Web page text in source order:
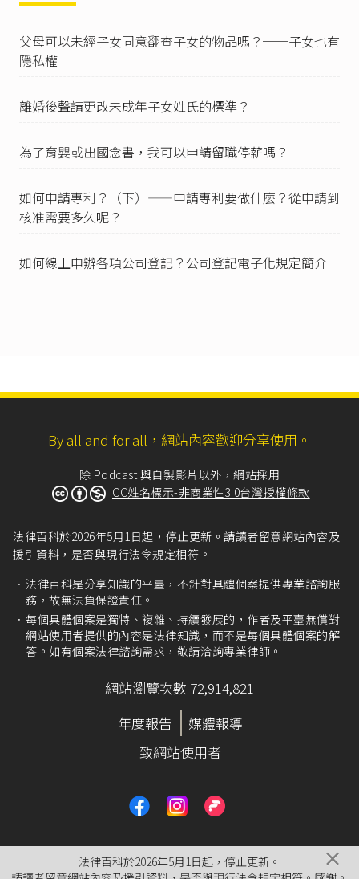
行政院勞工委員會勞保1字第0980140507號函
育嬰留職停薪實施辦法第2條
II 前項書面應記載下列事項：
三、子女之出生年、月、日。
五、是否繼續參加社會保險。
III 前項育嬰留職停薪期間，每次以不少於六個月
為原則。但受僱者有少於六個月之需求者，得以
次為限。」
性別工作平等法第22條修法理由：「為鼓勵受僱
有自行考量整體經濟狀況及家務分工，選擇是否
也不再限定須有正當理由，受僱者都可申請育嬰
留職停薪及家庭照顧假，爰刪除本條。」
父母同為被保險人者，應分別請領育嬰留職停薪
津貼，不得同時為之，原係考量育嬰留職停薪之
子女撫育需求。考量照顧子女為雙親共同之責
任，且如勞工已有育嬰留職停薪事實，基於本保
險旨在於被保險人發生保險事故，提供部分所得
損失填補，爰刪除原第三項。」
勞動部勞動保1字第1070140346號函（2018/8/
8）。
父母可以未經子女同意翻查子女的物品嗎？──子女也有
隱私權
離婚後聲請更改未成年子女姓氏的標準？
為了育嬰或出國念書，我可以申請留職停薪嗎？
如何申請專利？（下）——申請專利要做什麼？從申請到
核准需要多久呢？
如何線上申辦各項公司登記？公司登記電子化規定簡介
By all and for all，網站內容歡迎分享使用。
除 Podcast 與自製影片以外，網站採用
CC姓名標示-非商業性3.0台灣授權條款
法律百科於2026年5月1日起，停止更新。請讀者留意網站內容及
援引資料，是否與現行法令規定相符。
法律百科是分享知識的平臺，不針對具體個案提供專業諮詢服
務，故無法負保證責任。
每個具體個案是獨特、複雜、持續發展的，作者及平臺無償對
網站使用者提供的內容是法律知識，而不是每個具體個案的解
答。如有個案法律諮詢需求，敬請洽詢專業律師。
網站瀏覽次數 72,914,821
年度報告
媒體報導
致網站使用者
法律百科於2026年5月1日起，停止更新。
×